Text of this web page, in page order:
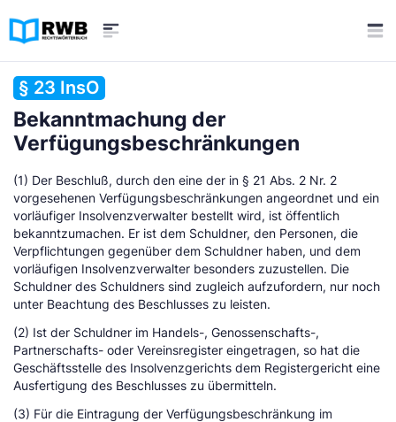
§ 23 InsO
Bekanntmachung der
Verfügungsbeschränkungen
(1) Der Beschluß, durch den eine der in § 21 Abs. 2 Nr. 2
vorgesehenen Verfügungsbeschränkungen angeordnet und ein
vorläufiger Insolvenzverwalter bestellt wird, ist öffentlich
bekanntzumachen. Er ist dem Schuldner, den Personen, die
Verpflichtungen gegenüber dem Schuldner haben, und dem
vorläufigen Insolvenzverwalter besonders zuzustellen. Die
Schuldner des Schuldners sind zugleich aufzufordern, nur noch
unter Beachtung des Beschlusses zu leisten.
(2) Ist der Schuldner im Handels-, Genossenschafts-,
Partnerschafts- oder Vereinsregister eingetragen, so hat die
Geschäftsstelle des Insolvenzgerichts dem Registergericht eine
Ausfertigung des Beschlusses zu übermitteln.
(3) Für die Eintragung der Verfügungsbeschränkung im